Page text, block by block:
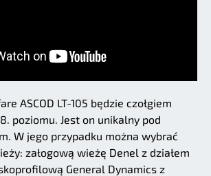
ASCOD LT-105 będzie czołgiem
poziomu. Jest on unikalny pod
W jego przypadku można wybrać
załogową wieżę Denel z działem
General Dynamics z